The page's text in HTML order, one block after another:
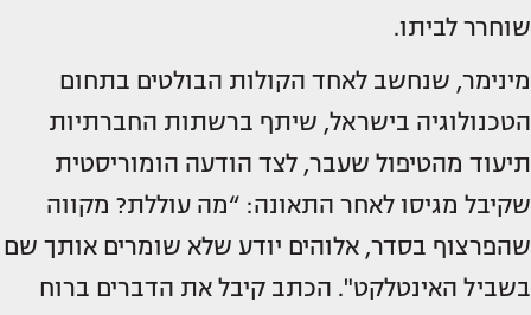
שוחרר לביתו.
מינימר, שנחשב לאחד הקולות הבולטים בתחום
הטכנולוגיה בישראל, שיתף ברשתות החברתיות
תיעוד מהטיפול שעבר, לצד הודעה הומוריסטית
שקיבל מגיסו לאחר התאונה: “מה עוללת? מקווה
שהפרצוף בסדר, אלוהים יודע שלא שומרים אותך שם
בשביל האינטלקט". הכתב קיבל את הדברים ברוח